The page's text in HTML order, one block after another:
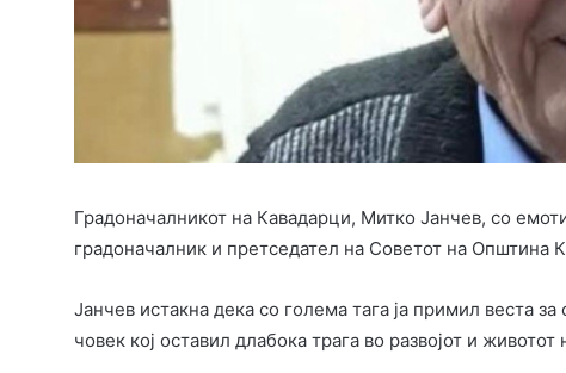
Градоначалникот на Кавадарци, Митко Јанчев, со
градоначалник и претседател на Советот на Општина
Јанчев истакна дека со голема тага ја примил веста
човек кој оставил длабока трага во развојот и животот